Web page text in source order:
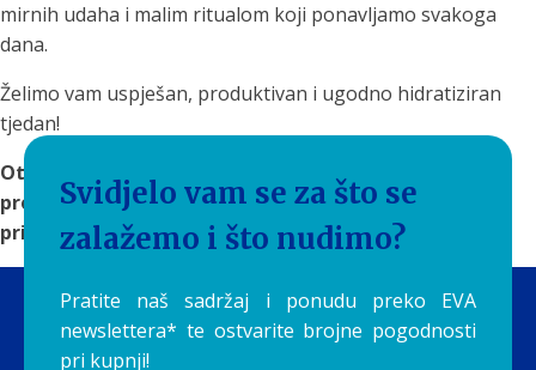
mirnih udaha i malim ritualom koji ponavljamo svakoga
dana.
Želimo vam uspješan, produktivan i ugodno hidratiziran
tjedan!
Otkrijte
rješenja za filtriranje vode
pronađite sustav koji će čistu i ukusnu vodu učiniti
prirodnim dijelom vaše svakodnevice.
Svidjelo vam se za što se
zalažemo i što nudimo?
Pratite naš sadržaj i ponudu preko EVA
newslettera* te ostvarite brojne pogodnosti
pri kupnji!